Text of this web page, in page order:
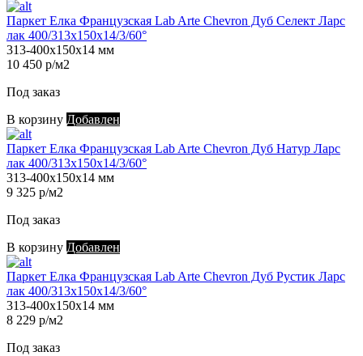
Паркет Елка Французская Lab Arte Chevron Дуб Селект Ларс
лак 400/313х150х14/3/60°
313-400х150х14 мм
10 450 р/м2
Под заказ
В корзину Добавлен
Паркет Елка Французская Lab Arte Chevron Дуб Натур Ларс
лак 400/313х150х14/3/60°
313-400х150х14 мм
9 325 р/м2
Под заказ
В корзину Добавлен
Паркет Елка Французская Lab Arte Chevron Дуб Рустик Ларс
лак 400/313х150х14/3/60°
313-400х150х14 мм
8 229 р/м2
Под заказ